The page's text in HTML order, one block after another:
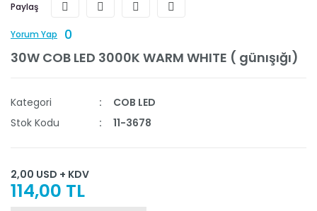
Paylaş
Yorum Yap
0
30W COB LED 3000K WARM WHITE ( günışığı)
Kategori
COB LED
Stok Kodu
11-3678
2,00 USD + KDV
114,00 TL